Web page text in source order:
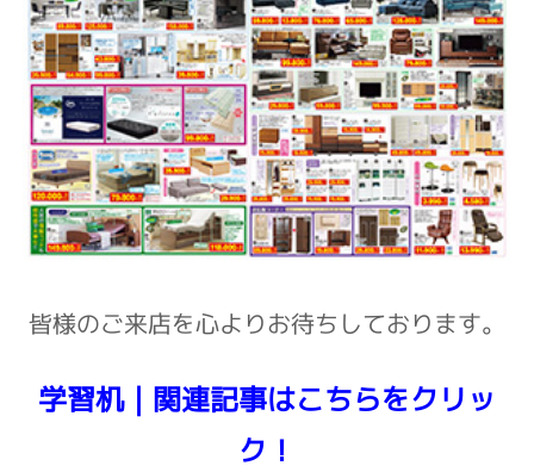
皆様のご来店を心よりお待ちしております。
学習机｜関連記事はこちらをクリッ
ク！